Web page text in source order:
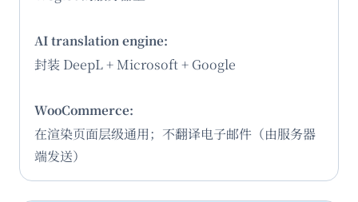
封装 DeepL + Microsoft + Google
在渲染页面层级通用；不翻译电子邮件（由服务器
端发送）